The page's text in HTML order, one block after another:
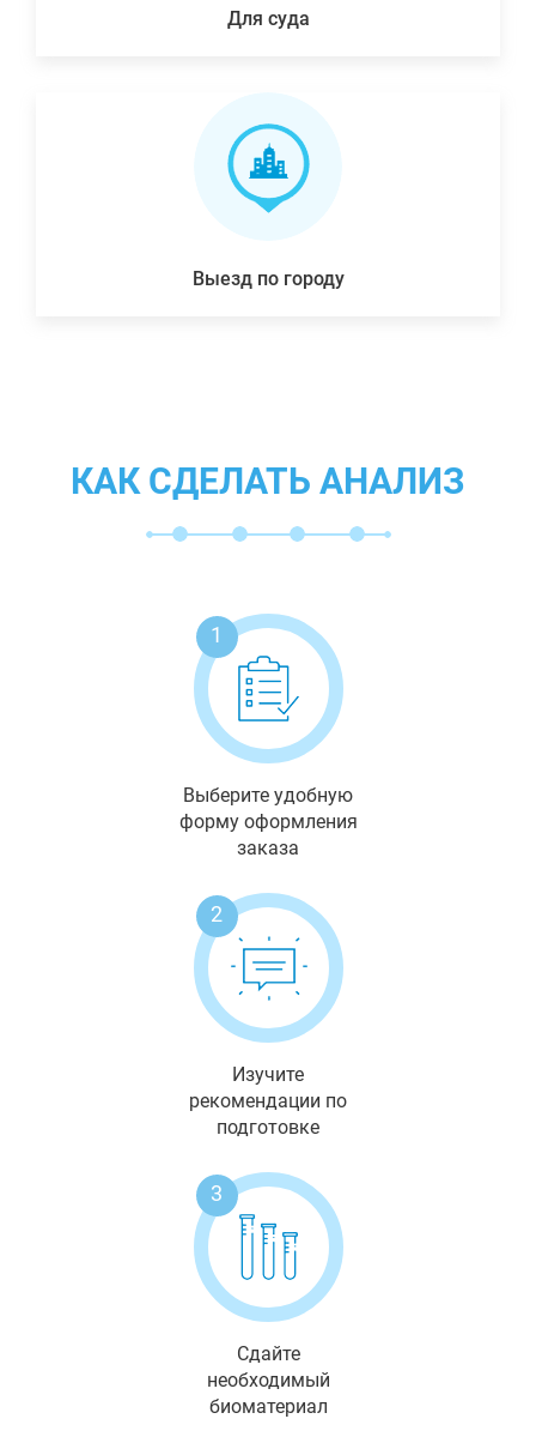
Для суда
Выезд по городу
КАК СДЕЛАТЬ АНАЛИЗ
1
Выберите удобную
форму оформления
заказа
2
Изучите
рекомендации по
подготовке
3
Сдайте
необходимый
биоматериал